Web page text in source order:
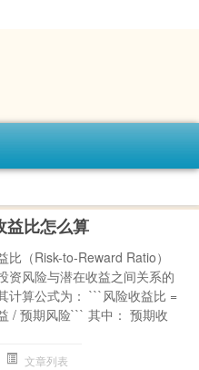
益比怎么算
比（Risk-to-Reward Ratio）
资风险与潜在收益之间关系的
计算公式为： ```风险收益比 =
/ 预期风险``` 其中： 预期收
文章列表